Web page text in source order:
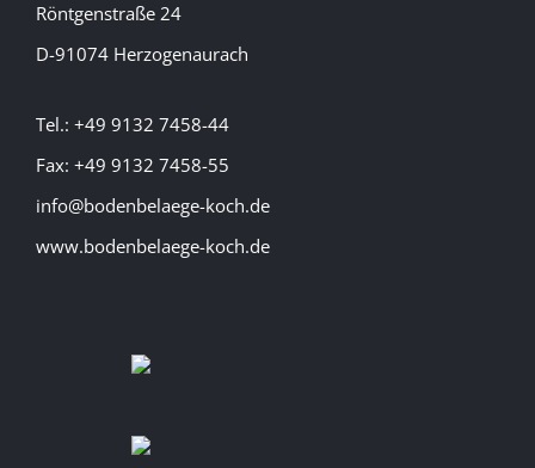
Röntgenstraße 24
D-91074 Herzogenaurach
Tel.: +49 9132 7458-44
Fax: +49 9132 7458-55
info@bodenbelaege-koch.de
www.bodenbelaege-koch.de